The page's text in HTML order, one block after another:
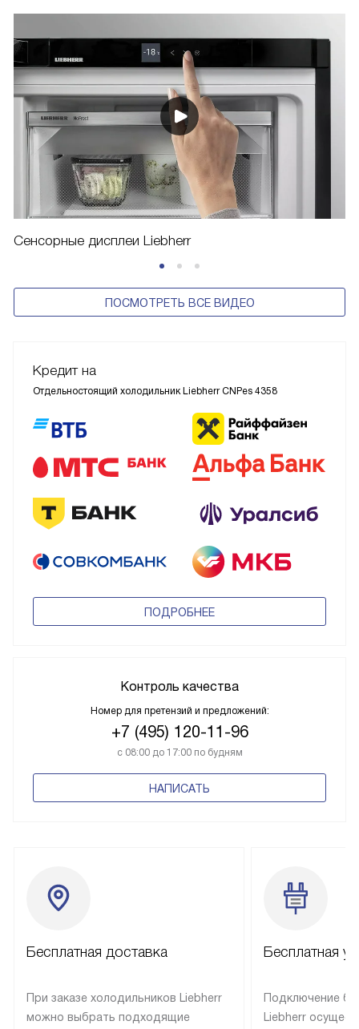
Сенсорные дисплеи Liebherr
ПОСМОТРЕТЬ ВСЕ ВИДЕО
Кредит на
Отдельностоящий холодильник Liebherr CNPes 4358
ПОДРОБНЕЕ
Контроль качества
Номер для претензий и предложений:
+7 (495) 120-11-96
с 08:00 до 17:00 по будням
НАПИСАТЬ
Бесплатная доставка
При заказе холодильников Liebherr
можно выбрать подходящие
Бесплатная
Подключение
Liebherr